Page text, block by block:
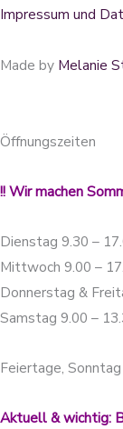
Impressum und
Made by Melanie
Öffnungszeiten
!! Wir machen
Dienstag 9.30 –
Mittwoch 9.00 –
Donnerstag &
Samstag 9.00 –
Feiertage,
Aktuell & wichtig: